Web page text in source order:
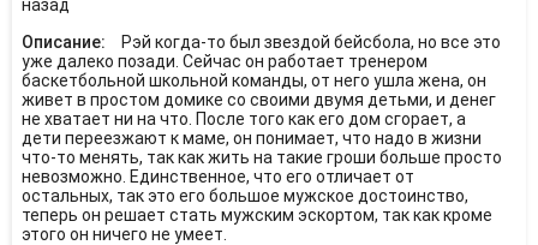
назад
Описание:
Рэй когда-то был звездой бейсбола, но все это
уже далеко позади. Сейчас он работает тренером
баскетбольной школьной команды, от него ушла жена, он
живет в простом домике со своими двумя детьми, и денег
не хватает ни на что. После того как его дом сгорает, а
дети переезжают к маме, он понимает, что надо в жизни
что-то менять, так как жить на такие гроши больше просто
невозможно. Единственное, что его отличает от
остальных, так это его большое мужское достоинство,
теперь он решает стать мужским эскортом, так как кроме
этого он ничего не умеет.